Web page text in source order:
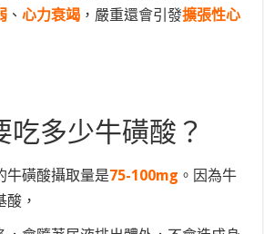
、心力衰竭 ，嚴重還會引發擴張性心
吃多少牛磺酸？
牛磺酸攝取量是75-100mg 。因為牛
酸，